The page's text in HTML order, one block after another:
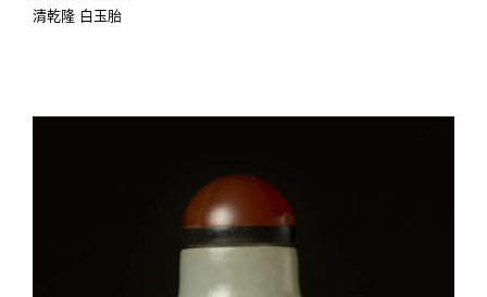
清乾隆 白玉胎